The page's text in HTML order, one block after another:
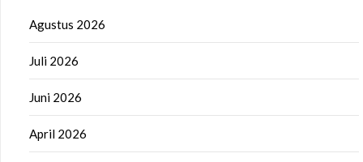
Agustus 2026
Juli 2026
Juni 2026
April 2026